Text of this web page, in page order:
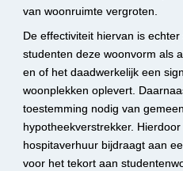
van woonruimte vergroten.
De effectiviteit hiervan is
studenten deze woonvorm als
en of het daadwerkelijk een
woonplekken oplevert.
toestemming nodig van
hypotheekverstrekker.
hospitaverhuur bijdraagt aan
voor het tekort aan